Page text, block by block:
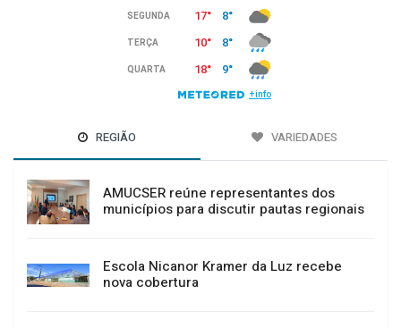
REGIÃO VARIEDADES
AMUCSER reúne representantes dos
municípios para discutir pautas regionais
Escola Nicanor Kramer da Luz recebe
nova cobertura